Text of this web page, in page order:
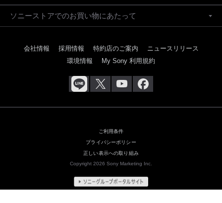
ソニーストアでのお買い物にあたって
会社情報 採用情報 特約店のご案内
ニュースリリース
環境情報
My Sony 利用規約
ご利用条件
プライバシーポリシー
正しい表示への取り組み
Copyright 2026 Sony Marketing Inc.